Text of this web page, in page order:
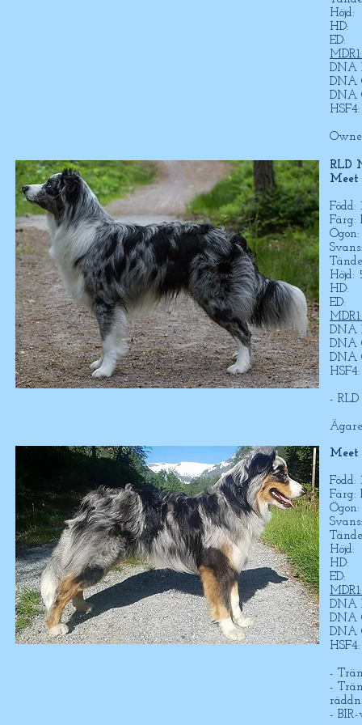
Höjd:
HD:
ED:
DNA
DNA
DNA
RLD
Meet
Född:
Färg:
Höjd:
HD:
ED:
DNA
DNA
DNA
-
Meet
Född:
Färg:
Höjd:
HD:
ED:
DNA
DNA
DNA
-
-
-